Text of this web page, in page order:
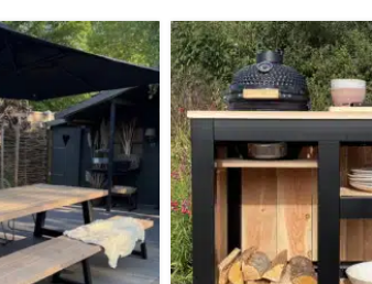
u een handje moet helpen om de goederen op
op de gewenste locatie te komen, dan
prijs op aanvraag.